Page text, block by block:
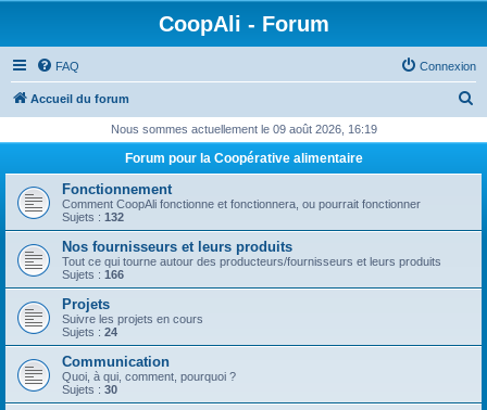
CoopAli - Forum
FAQ Connexion
Accueil du forum
h
r
Nous sommes actuellement le 09 août 2026, 16:19
Forum pour la Coopérative alimentaire
Fonctionnement
Comment CoopAli fonctionne et fonctionnera, ou pourrait fonctionner
Sujets : 132
Nos fournisseurs et leurs produits
Tout ce qui tourne autour des producteurs/fournisseurs et leurs produits
Sujets : 166
Projets
Suivre les projets en cours
Sujets : 24
Communication
Quoi, à qui, comment, pourquoi ?
Sujets : 30